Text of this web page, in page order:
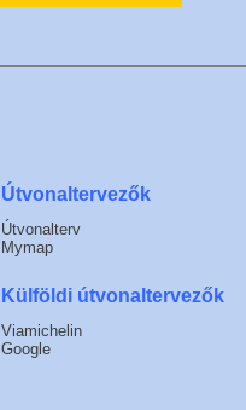
Útvonaltervezők
Útvonalterv
Mymap
Külföldi útvonaltervezők
Viamichelin
Google